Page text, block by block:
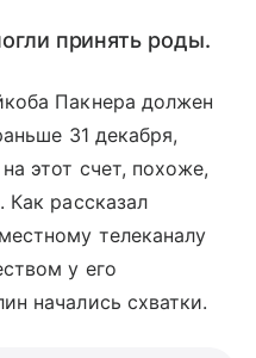
принять роды.
Пакнера должен
31 декабря,
этот счет, похоже,
рассказал
телеканалу
у его
начались схватки.